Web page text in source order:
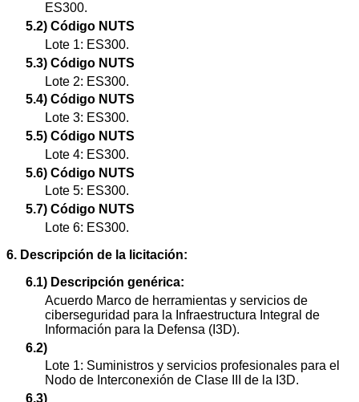
ES300.
5.2) Código NUTS
Lote 1: ES300.
5.3) Código NUTS
Lote 2: ES300.
5.4) Código NUTS
Lote 3: ES300.
5.5) Código NUTS
Lote 4: ES300.
5.6) Código NUTS
Lote 5: ES300.
5.7) Código NUTS
Lote 6: ES300.
6. Descripción de la licitación:
6.1) Descripción genérica:
Acuerdo Marco de herramientas y servicios de
ciberseguridad para la Infraestructura Integral de
Información para la Defensa (I3D).
6.2)
Lote 1: Suministros y servicios profesionales para el
Nodo de Interconexión de Clase III de la I3D.
6.3)